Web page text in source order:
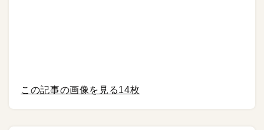
この記事の画像を見る14枚